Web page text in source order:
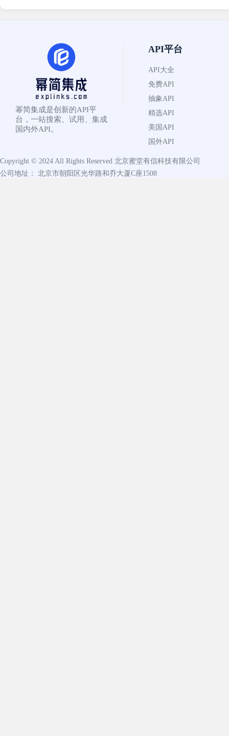
幂简集成是创新的API平
台，一站搜索、试用、集成
国内外API。
API平台
API大全
免费API
抽象API
精选API
美国API
国外API
Copyright © 2024 All Rights Reserved 北京蜜堂有信科技有限公司
公司地址： 北京市朝阳区光华路和乔大厦C座1508